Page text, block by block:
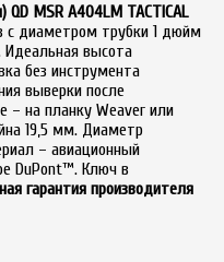
MSR A404LM TACTICAL
с диаметром трубки 1 дюйм
Идеальная высота
без инструмента
выверки после
– на планку Weaver или
19,5 мм. Диаметр
– авиационный
DuPont™. Ключ в
гарантия производителя